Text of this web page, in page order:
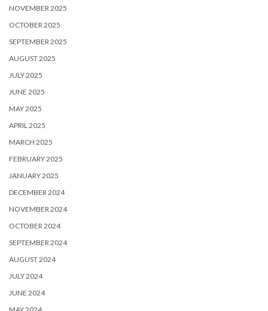
NOVEMBER 2025
OCTOBER 2025
SEPTEMBER 2025
AUGUST 2025
JULY 2025
JUNE 2025
MAY 2025
APRIL 2025
MARCH 2025
FEBRUARY 2025
JANUARY 2025
DECEMBER 2024
NOVEMBER 2024
OCTOBER 2024
SEPTEMBER 2024
AUGUST 2024
JULY 2024
JUNE 2024